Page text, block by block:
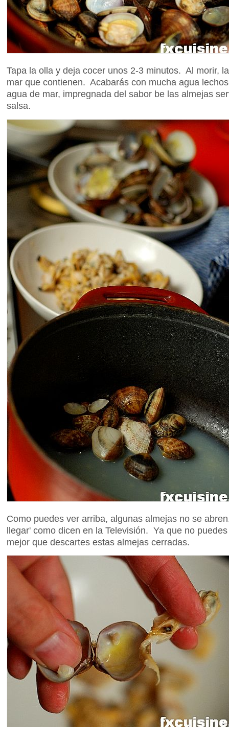
Tapa la olla y deja cocer unos 2-3 minutos. Al morir,
mar que contienen. Acabarás con mucha agua
agua de mar, impregnada del sabor be las almejas
salsa.
Como puedes ver arriba, algunas almejas no se
llegar' como dicen en la Televisión. Ya que no
mejor que descartes estas almejas cerradas.